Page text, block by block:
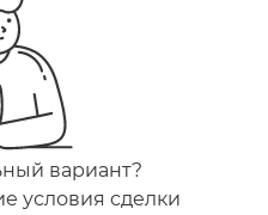
вариант?
условия сделки